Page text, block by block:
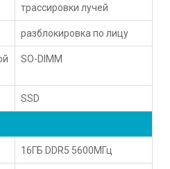
трассировки лучей
разблокировка по лицу
SO-DIMM
SSD
16ГБ DDR5 5600МГц